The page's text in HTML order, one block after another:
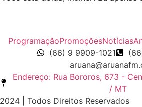
ProgramaçãoPromoçõesNotícias
(66) 9 9909-1021
Endereço: Rua Bororos, 673 -
/ MT
2024 | Todos Direitos Reservados